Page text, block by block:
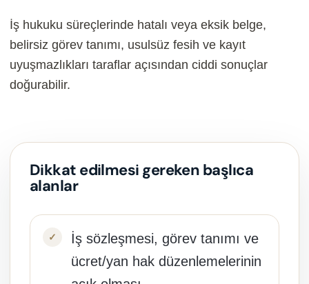
İş hukuku süreçlerinde hatalı veya eksik belge,
belirsiz görev tanımı, usulsüz fesih ve kayıt
uyuşmazlıkları taraflar açısından ciddi sonuçlar
doğurabilir.
Dikkat edilmesi gereken başlıca
alanlar
İş sözleşmesi, görev tanımı ve
ücret/yan hak düzenlemelerinin